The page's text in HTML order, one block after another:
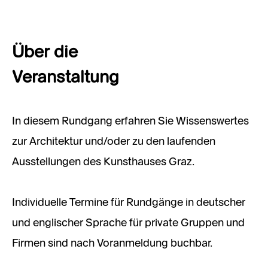
Über die
Veranstaltung
In diesem Rundgang erfahren Sie Wissenswertes
zur Architektur und/oder zu den laufenden
Ausstellungen des Kunsthauses Graz.
Individuelle Termine für Rundgänge in deutscher
und englischer Sprache für private Gruppen und
Firmen sind nach Voranmeldung buchbar.